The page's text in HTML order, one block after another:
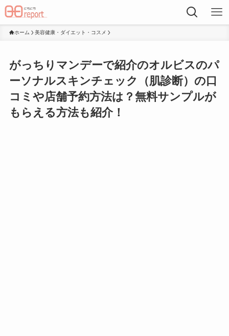
ホーム 美容健康・ダイエット・コスメ
がっちりマンデーで紹介のオルビスのパ
ーソナルスキンチェック（肌診断）の口
コミや店舗予約方法は？無料サンプルが
もらえる方法も紹介！